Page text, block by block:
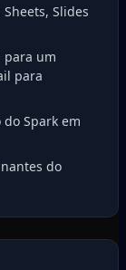
Slides
para um
para
Spark em
do